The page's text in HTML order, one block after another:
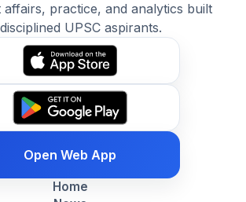
affairs, practice, and analytics built
UPSC aspirants.
Open Web App
Home